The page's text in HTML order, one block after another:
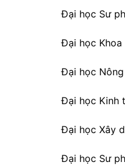
Đại học Sư
Đại học
Đại học
Đại học Kinh
Đại học Xây
Đại học Sư